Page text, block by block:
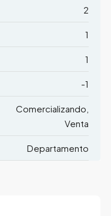
2
1
1
-1
Comercializando,
Venta
Departamento